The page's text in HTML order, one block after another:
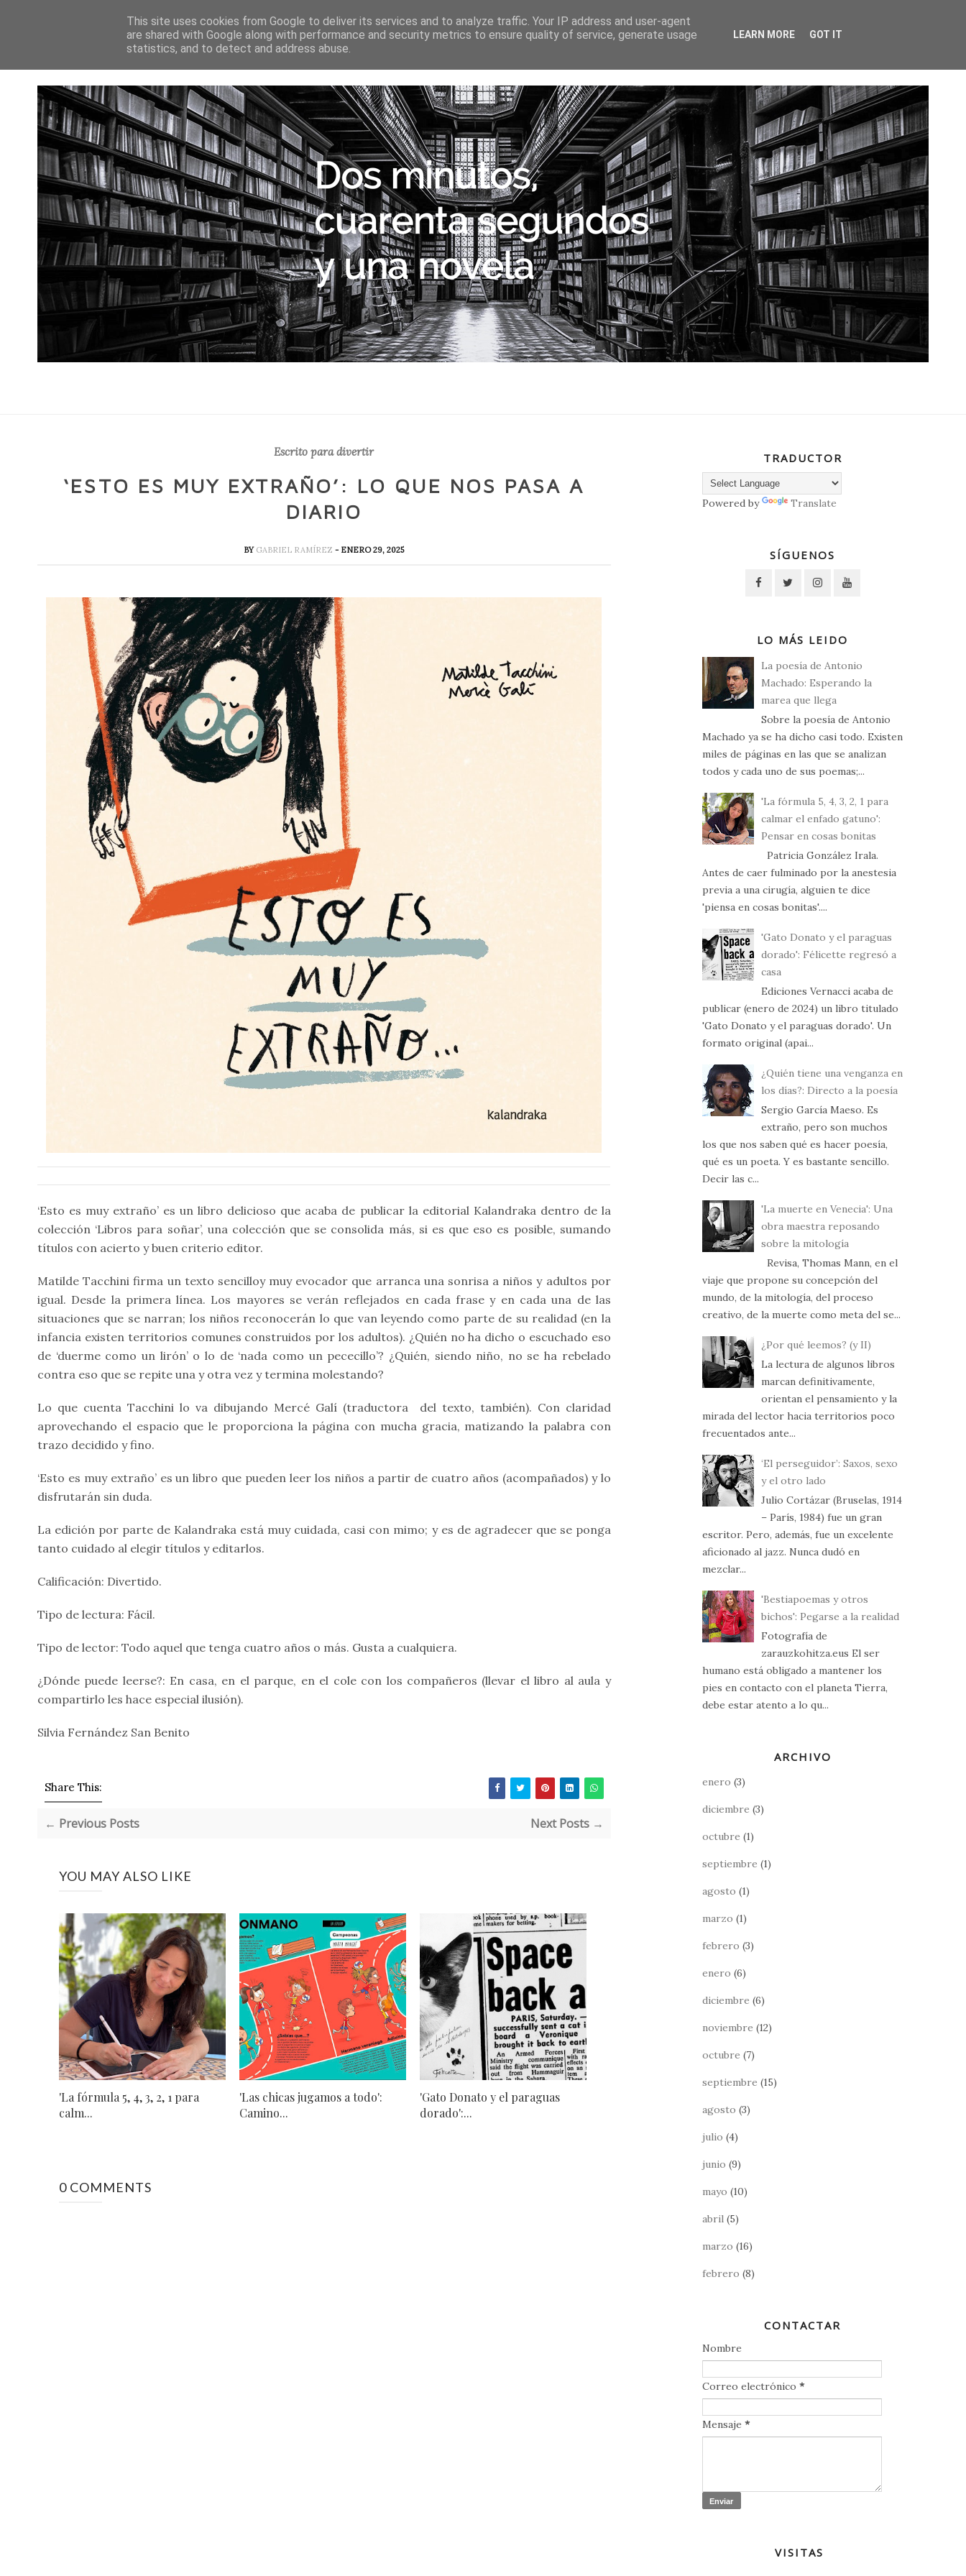
INICIO SECCIONES ESCRITORES PÁGINAS AMIGAS CONTACTAR
Escrito para divertir
‘ESTO ES MUY EXTRAÑO’: LO QUE NOS PASA A
DIARIO
BY GABRIEL RAMÍREZ- ENERO 29, 2025
‘Esto es muy extraño’ es un libro delicioso que acaba de publicar la editorial Kalandraka dentro de la
colección ‘Libros para soñar’, una colección que se consolida más, si es que eso es posible, sumando
títulos con acierto y buen criterio editor.
Matilde Tacchini firma un texto sencilloy muy evocador que arranca una sonrisa a niños y adultos por
igual. Desde la primera línea. Los mayores se verán reflejados en cada frase y en cada una de las
situaciones que se narran; los niños reconocerán lo que van leyendo como parte de su realidad (en la
infancia existen territorios comunes construidos por los adultos). ¿Quién no ha dicho o escuchado eso
de ‘duerme como un lirón’ o lo de ‘nada como un pececillo’? ¿Quién, siendo niño, no se ha rebelado
contra eso que se repite una y otra vez y termina molestando?
Lo que cuenta Tacchini lo va dibujando Mercé Galí (traductora
del texto, también). Con claridad
aprovechando el espacio que le proporciona la página con mucha gracia, matizando la palabra con
trazo decidido y fino.
‘Esto es muy extraño’ es un libro que pueden leer los niños a partir de cuatro años (acompañados) y lo
disfrutarán sin duda.
La edición por parte de Kalandraka está muy cuidada, casi con mimo; y es de agradecer que se ponga
tanto cuidado al elegir títulos y editarlos.
Calificación: Divertido.
Tipo de lectura: Fácil.
Tipo de lector: Todo aquel que tenga cuatro años o más. Gusta a cualquiera.
¿Dónde puede leerse?: En casa, en el parque, en el cole con los compañeros (llevar el libro al aula y
compartirlo les hace especial ilusión).
Silvia Fernández San Benito
Share This:
← Previous Posts Next Posts →
YOU MAY ALSO LIKE
'La fórmula 5, 4, 3, 2, 1 para
calm...
'Las chicas jugamos a todo':
Camino...
'Gato Donato y el paraguas
dorado':...
0 COMMENTS
TRADUCTOR
Powered by Translate
SÍGUENOS
LO MÁS LEIDO
La poesía de Antonio
Machado: Esperando la
marea que llega
Sobre la poesía de Antonio
Machado ya se ha dicho casi todo. Existen
miles de páginas en las que se analizan
todos y cada uno de sus poemas;...
'La fórmula 5, 4, 3, 2, 1 para
calmar el enfado gatuno':
Pensar en cosas bonitas
Patricia González Irala.
Antes de caer fulminado por la anestesia
previa a una cirugía, alguien te dice
'piensa en cosas bonitas'....
'Gato Donato y el paraguas
dorado': Félicette regresó a
casa
Ediciones Vernacci acaba de
publicar (enero de 2024) un libro titulado
'Gato Donato y el paraguas dorado'. Un
formato original (apai...
¿Quién tiene una venganza en
los días?: Directo a la poesía
Sergio García Maeso. Es
extraño, pero son muchos
los que nos saben qué es hacer poesía,
qué es un poeta. Y es bastante sencillo.
Decir las c...
'La muerte en Venecia': Una
obra maestra reposando
sobre la mitología
Revisa, Thomas Mann, en el
viaje que propone su concepción del
mundo, de la mitología, del proceso
creativo, de la muerte como meta del se...
¿Por qué leemos? (y II)
La lectura de algunos libros
marcan definitivamente,
orientan el pensamiento y la
mirada del lector hacia territorios poco
frecuentados ante...
‘El perseguidor’: Saxos, sexo
y el otro lado
Julio Cortázar (Bruselas, 1914
– París, 1984) fue un gran
escritor. Pero, además, fue un excelente
aficionado al jazz. Nunca dudó en
mezclar...
'Bestiapoemas y otros
bichos': Pegarse a la realidad
Fotografía de
zarauzkohitza.eus El ser
humano está obligado a mantener los
pies en contacto con el planeta Tierra,
debe estar atento a lo qu...
ARCHIVO
enero (3)
diciembre (3)
octubre (1)
septiembre (1)
agosto (1)
marzo (1)
febrero (3)
enero (6)
diciembre (6)
noviembre (12)
octubre (7)
septiembre (15)
agosto (3)
julio (4)
junio (9)
mayo (10)
abril(5)
marzo (16)
febrero (8)
CONTACTAR
Nombre
Correo electrónico *
Mensaje *
VISITAS
This site uses cookies from Google to deliver its services and to analyze traffic. Your IP address and user-agent
are shared with Google along with performance and security metrics to ensure quality of service, generate usage
statistics, and to detect and address abuse.
LEARN MORE GOT IT